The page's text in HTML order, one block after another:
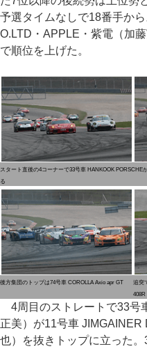
予選タイムなしで18番手か
O.LTD・APPLE・紫電（加
で順位を上げた。
スタート直後の4コーナーで33号車 HANKOOK
る
後方集団のトップは74号車 COROLLA Axio apr GT
追突
408R
4周目のストレートで33号
正美）が11号車
也）を抜きトップに立った